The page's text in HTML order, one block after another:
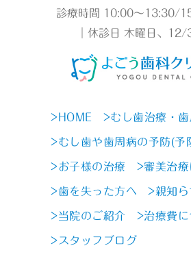
診療時間 10:00～13:30/
｜休診日 木曜日、
>HOME >むし歯治療・
>むし歯や歯周病の予防(予
>お子様の治療 >審美治
>歯を失った方へ >親知
>当院のご紹介 >治療費に
>スタッフブログ